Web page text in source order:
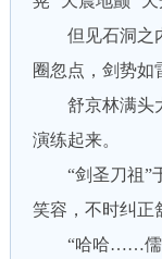
但见石洞之内
圈忽点，剑势
舒京林满头大
演练起来。
“剑圣刀祖”于
笑容，不时纠正
“哈哈……儒子